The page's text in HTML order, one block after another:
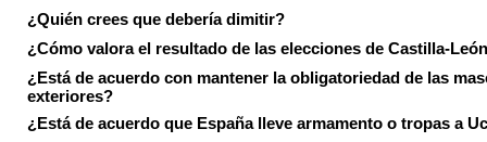
¿Quién crees que debería dimitir?
¿Cómo valora el resultado de las elecciones de Castilla-
¿Está de acuerdo con mantener la obligatoriedad de las
exteriores?
¿Está de acuerdo que España lleve armamento o tropas a